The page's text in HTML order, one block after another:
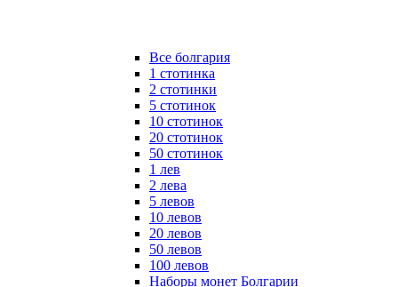
Все болгария
1 стотинка
2 стотинки
5 стотинок
10 стотинок
20 стотинок
50 стотинок
1 лев
2 лева
5 левов
10 левов
20 левов
50 левов
100 левов
Наборы монет Болгарии